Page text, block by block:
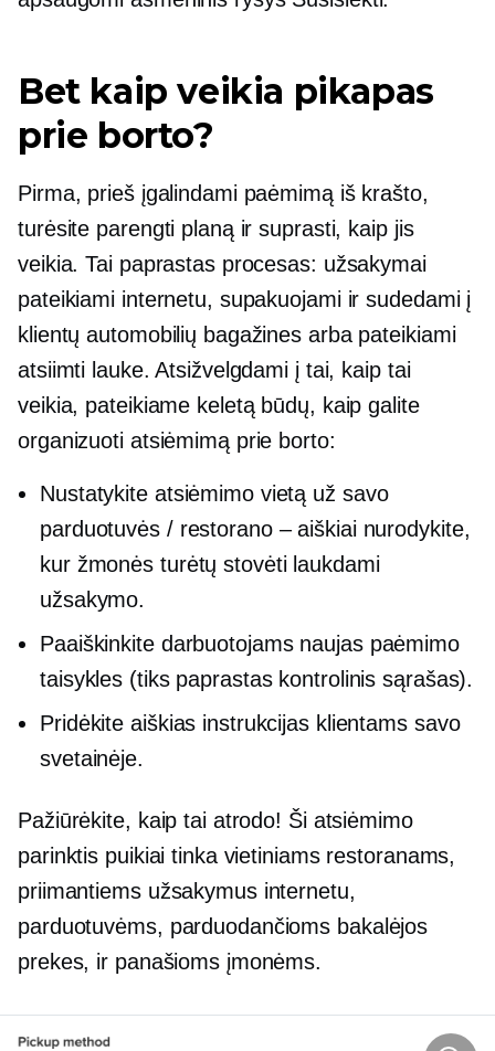
Bet kaip veikia pikapas
prie borto?
Pirma, prieš įgalindami paėmimą iš krašto,
turėsite parengti planą ir suprasti, kaip jis
veikia. Tai paprastas procesas: užsakymai
pateikiami internetu, supakuojami ir sudedami į
klientų automobilių bagažines arba pateikiami
atsiimti lauke. Atsižvelgdami į tai, kaip tai
veikia, pateikiame keletą būdų, kaip galite
organizuoti atsiėmimą prie borto:
Nustatykite atsiėmimo vietą už savo
parduotuvės / restorano – aiškiai nurodykite,
kur žmonės turėtų stovėti laukdami
užsakymo.
Paaiškinkite darbuotojams naujas paėmimo
taisykles (tiks paprastas kontrolinis sąrašas).
Pridėkite aiškias instrukcijas klientams savo
svetainėje.
Pažiūrėkite, kaip tai atrodo! Ši atsiėmimo
parinktis puikiai tinka vietiniams restoranams,
priimantiems užsakymus internetu,
parduotuvėms, parduodančioms bakalėjos
prekes, ir panašioms įmonėms.